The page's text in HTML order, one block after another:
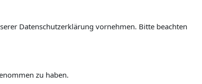
Datenschutzerklärung vornehmen. Bitte beachten
zu haben.